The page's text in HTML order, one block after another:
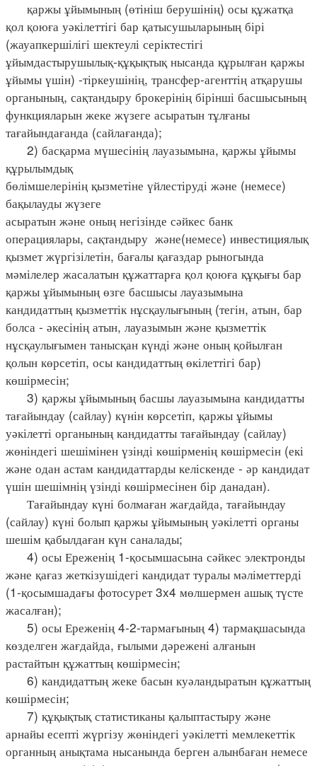
қаржы ұйымының (өтініш берушінің) осы құжатқа
қол қоюға уәкілеттігі бар қатысушыларының бірі
(жауапкершілігі шектеулі серіктестігі
ұйымдастырушылық-құқықтық нысанда құрылған қаржы
ұйымы үшін) -тіркеушінің, трансфер-агенттің атқарушы
органының, сақтандыру брокерінің бірінші басшысының
функцияларын жеке жүзеге асыратын тұлғаны
тағайындағанда (сайлағанда);
2) басқарма мүшесінің лауазымына, қаржы ұйымы
құрылымдық
бөлімшелерінің қызметіне үйлестіруді және (немесе)
бақылауды жүзеге
асыратын және оның негізінде сәйкес банк
операциялары, сақтандыру және(немесе) инвестициялық
қызмет жүргізілетін, бағалы қағаздар рыногында
мәмілелер жасалатын құжаттарға қол қоюға құқығы бар
қаржы ұйымының өзге басшысы лауазымына
кандидаттың қызметтік нұсқаулығының (тегін, атын, бар
болса - әкесінің атын, лауазымын және қызметтік
нұсқаулығымен танысқан күнді және оның қойылған
қолын көрсетіп, осы кандидаттың өкілеттігі бар)
көшірмесін;
3) қаржы ұйымының басшы лауазымына кандидатты
тағайындау (сайлау) күнін көрсетіп, қаржы ұйымы
уәкілетті органының кандидатты тағайындау (сайлау)
жөніндегі шешімінен үзінді көшірменің көшірмесін (екі
және одан астам кандидаттарды келіскенде - әр кандидат
үшін шешімнің үзінді көшірмесінен бір данадан).
Тағайындау күні болмаған жағдайда, тағайындау
(сайлау) күні болып қаржы ұйымының уәкілетті органы
шешім қабылдаған күн саналады;
4) осы Ереженің 1-қосымшасына сәйкес электронды
және қағаз жеткізушідегі кандидат туралы мәліметтерді
(1-қосымшадағы фотосурет 3x4 мөлшермен ашық түсте
жасалған);
5) осы Ереженің 4-2-тармағының 4) тармақшасында
көзделген жағдайда, ғылыми дәрежені алғанын
растайтын құжаттың көшірмесін;
6) кандидаттың жеке басын куәландыратын құжаттың
көшірмесін;
7) құқықтық статистиканы қалыптастыру және
арнайы есепті жүргізу жөніндегі уәкілетті мемлекеттік
органның анықтама нысанында берген алынбаған немесе